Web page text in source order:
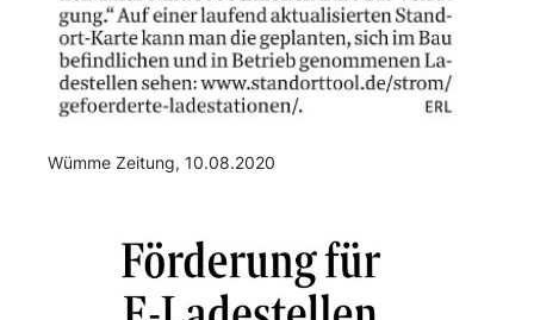
Wümme Zeitung, 10.08.2020